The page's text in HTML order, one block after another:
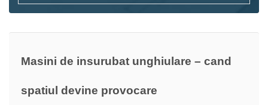
Masini de insurubat unghiulare – cand
spatiul devine provocare